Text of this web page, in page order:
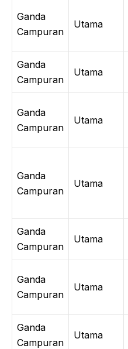
Ganda
Campuran
Utama
Ganda
Campuran
Utama
Ganda
Campuran
Utama
Ganda
Campuran
Utama
Ganda
Campuran
Utama
Ganda
Campuran
Utama
Ganda
Campuran
Utama